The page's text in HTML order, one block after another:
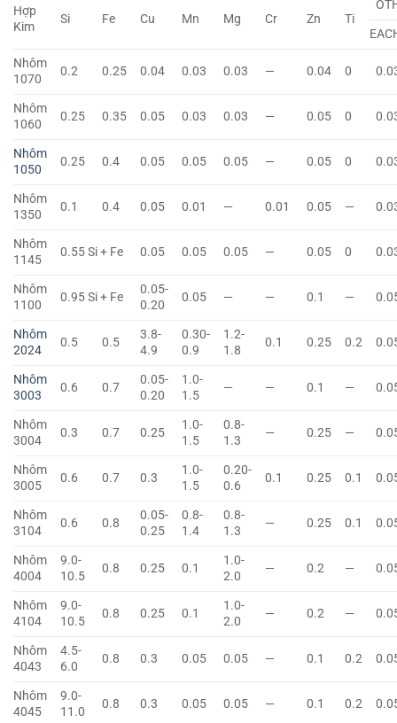
Hợp
Kim
Si Fe Cu Mn Mg Cr Zn Ti
Nhôm
1070
0.2 0.25 0.04 0.03 0.03 — 0.04 0
Nhôm
1060
0.25 0.35 0.05 0.03 0.03 — 0.05 0
Nhôm
1050
0.25 0.4 0.05 0.05 0.05 — 0.05 0
Nhôm
1350
0.1 0.4 0.05 0.01 — 0.01 0.05 —
Nhôm
1145
0.55 Si + Fe 0.05 0.05 0.05 — 0.05 0
Nhôm
1100
0.95 Si + Fe
0.05-
0.20
0.05 — — 0.1 —
Nhôm
2024
0.5 0.5
3.8-
4.9
0.30-
0.9
1.2-
1.8
0.1 0.25 0.2
Nhôm
3003
0.6 0.7
0.05-
0.20
1.0-
1.5
— — 0.1 —
Nhôm
3004
0.3 0.7 0.25
1.0-
1.5
0.8-
1.3
— 0.25 —
Nhôm
3005
0.6 0.7 0.3
1.0-
1.5
0.20-
0.6
0.1 0.25 0.1
Nhôm
3104
0.6 0.8
0.05-
0.25
0.8-
1.4
0.8-
1.3
— 0.25 0.1
Nhôm
4004
9.0-
10.5
0.8 0.25 0.1
1.0-
2.0
— 0.2 —
Nhôm
4104
9.0-
10.5
0.8 0.25 0.1
1.0-
2.0
— 0.2 —
Nhôm
4043
4.5-
6.0
0.8 0.3 0.05 0.05 — 0.1 0.2
Nhôm
4045
9.0-
11.0
0.8 0.3 0.05 0.05 — 0.1 0.2